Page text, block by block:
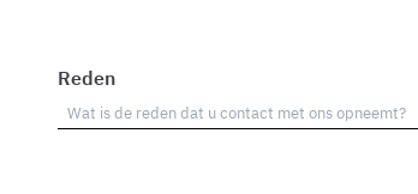
Reden